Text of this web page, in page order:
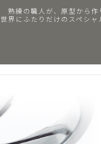
熟練の職人が、原型から作
世界にふたりだけのスペシャ